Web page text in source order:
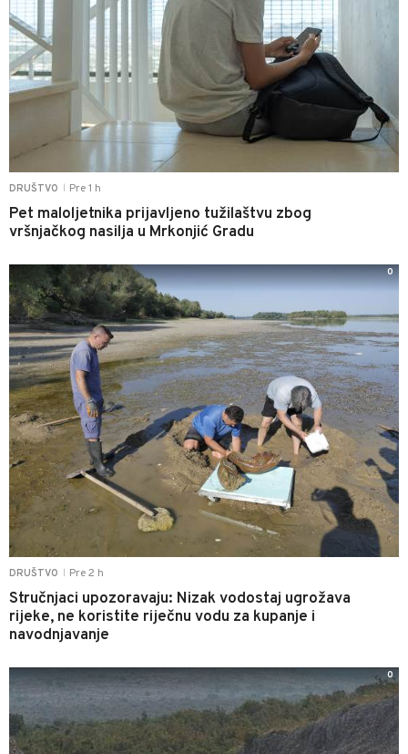
DRUŠTVO Pre 1 h
Pet maloljetnika prijavljeno tužilaštvu zbog
vršnjačkog nasilja u Mrkonjić Gradu
DRUŠTVO Pre 2 h
Stručnjaci upozoravaju: Nizak vodostaj ugrožava
rijeke, ne koristite riječnu vodu za kupanje i
navodnjavanje
0
0